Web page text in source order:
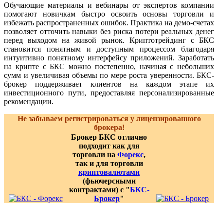
Обучающие материалы и вебинары от экспертов компании
помогают новичкам быстро освоить основы торговли и
избежать распространенных ошибок. Практика на демо-счетах
позволяет отточить навыки без риска потери реальных денег
перед выходом на живой рынок. Криптотрейдинг с БКС
становится понятным и доступным процессом благодаря
интуитивно понятному интерфейсу приложений. Заработать
на крипте с БКС можно постепенно, начиная с небольших
сумм и увеличивая объемы по мере роста уверенности. БКС-
брокер поддерживает клиентов на каждом этапе их
инвестиционного пути, предоставляя персонализированные
рекомендации.
Не забываем регистрироваться у лицензированного
брокера!
Брокер БКС отлично
подходит как для
торговли на Форекс,
так и для торговли
криптовалютами
(фьючерсными
контрактами) с "БКС-
Брокер"